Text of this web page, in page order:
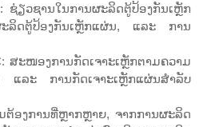
ຽວຊານໃນການຜະລິດຕູ້ປ້ອງກັນເຫຼັກ
ລິດຕູ້ປ້ອງກັນເຫຼັກແຜ່ນ, ແລະ ການ
ສະໜອງການກັດເຈາະເຫຼັກຕາມຄວາມ
ແລະ ການກັດເຈາະເຫຼັກແຜ່ນສຳລັບ
ຕ້ອງການທີ່ຫຼາກຫຼາຍ, ຈາກການຜະລິດ